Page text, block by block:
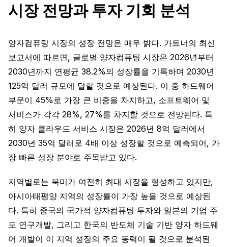
시장 전망과 투자 기회 분석
양자컴퓨팅 시장의 성장 전망은 매우 밝다. 가트너의 최신
보고서에 따르면, 글로벌 양자컴퓨팅 시장은 2026년부터
2030년까지 연평균 38.2%의 성장률을 기록하며 2030년
125억 달러 규모에 달할 것으로 예상된다. 이 중 하드웨어
부문이 45%로 가장 큰 비중을 차지하고, 소프트웨어 및
서비스가 각각 28%, 27%를 차지할 것으로 전망된다. 특
히 양자 클라우드 서비스 시장은 2026년 8억 달러에서
2030년 35억 달러로 4배 이상 성장할 것으로 예측되어, 가
장 빠른 성장 분야로 주목받고 있다.
지역별로는 북미가 여전히 최대 시장을 형성하고 있지만,
아시아태평양 지역의 성장률이 가장 높을 것으로 예상된
다. 특히 중국의 국가적 양자컴퓨팅 투자와 일본의 기업 주
도 연구개발, 그리고 한국의 반도체 기술 기반 양자 하드웨
어 개발이 이 지역 성장의 주요 동력이 될 것으로 분석된